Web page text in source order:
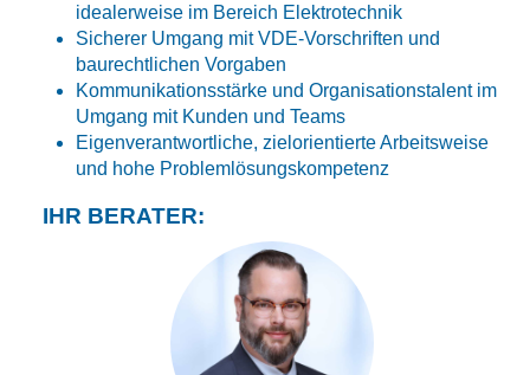
idealerweise im Bereich Elektrotechnik
Sicherer Umgang mit VDE-Vorschriften und
baurechtlichen Vorgaben
Kommunikationsstärke und Organisationstalent im
Umgang mit Kunden und Teams
Eigenverantwortliche, zielorientierte Arbeitsweise
und hohe Problemlösungskompetenz
IHR BERATER: